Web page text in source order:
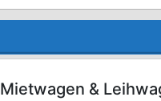
Mietwagen &